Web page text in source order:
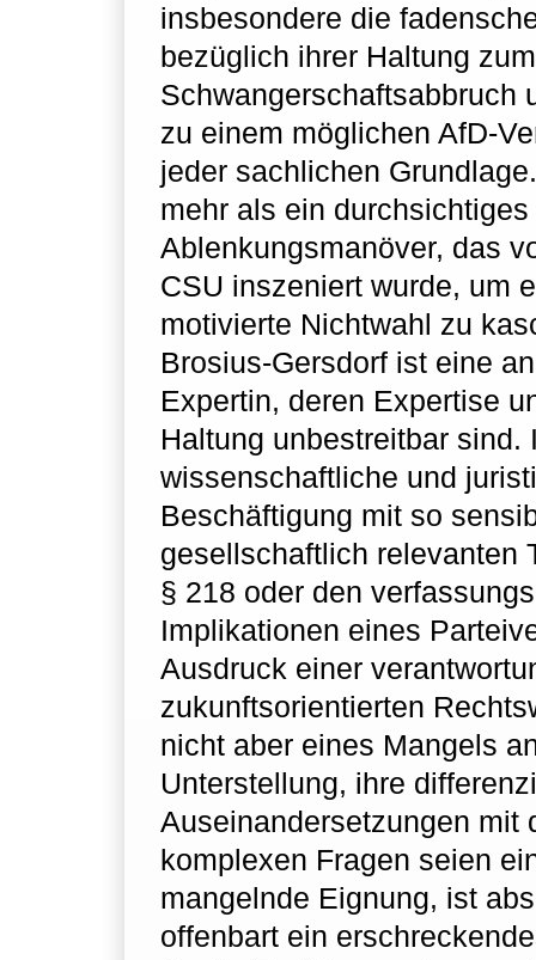
insbesondere die
bezüglich ihrer Haltung zum
Schwangerschaftsabbruch
zu einem möglichen AfD-
jeder sachlichen
mehr als ein durchsichtiges
Ablenkungsmanöver, das
CSU inszeniert wurde, um
motivierte Nichtwahl zu
Brosius-Gersdorf ist eine
Expertin, deren Expertise
Haltung unbestreitbar sind.
wissenschaftliche und
Beschäftigung mit so
gesellschaftlich relevanten
§ 218 oder den
Implikationen eines
Ausdruck einer
zukunftsorientierten
nicht aber eines Mangels
Unterstellung, ihre
Auseinandersetzungen mit
komplexen Fragen seien
mangelnde Eignung, ist
offenbart ein